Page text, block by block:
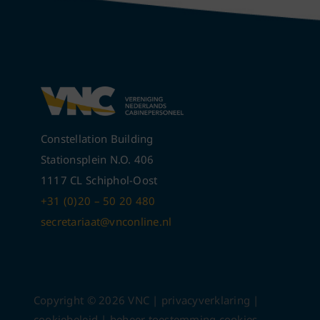
Constellation Building
Stationsplein N.O. 406
1117 CL Schiphol-Oost
+31 (0)20 – 50 20 480
secretariaat@vnconline.nl
Copyright © 2026VNC | privacyverklaring |